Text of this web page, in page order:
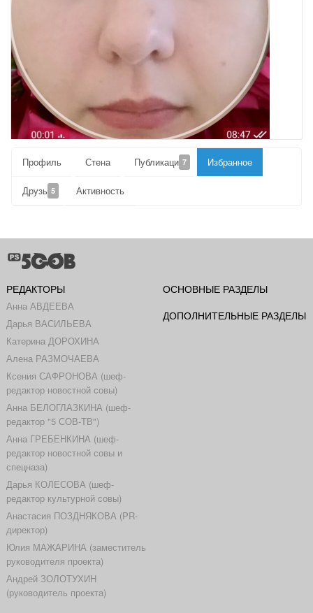
Профиль Стена Публикации7 Избранное
Друзья5 Активность
РЕДАКТОРЫ
Анна АВДЕЕВА
Дарья ВАСИЛЬЕВА
Катерина ДОРОХИНА
Алена РАЗМОЧАЕВА
Ксения САФРОНОВА (шеф-
редактор новостной совы)
Анна БЕЛОГЛАЗКИНА (шеф-
редактор "5 СОВ-ТВ")
Анна ГРЕБЕНКИНА (шеф-
редактор новостной совы и
спецназа)
Дарья КОЛЕСОВА (шеф-
редактор культурной совы)
Анастасия ПОЗДНЯКОВА (PR-
директор)
Юлия МАЖАРИНА (заместитель
руководителя проекта)
Андрей ЗОЛОТУХИН
(руководитель проекта)
ОСНОВНЫЕ РАЗДЕЛЫ
ДОПОЛНИТЕЛЬНЫЕ РАЗДЕЛЫ